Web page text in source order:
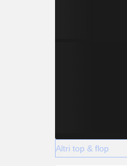
Altri top & flop